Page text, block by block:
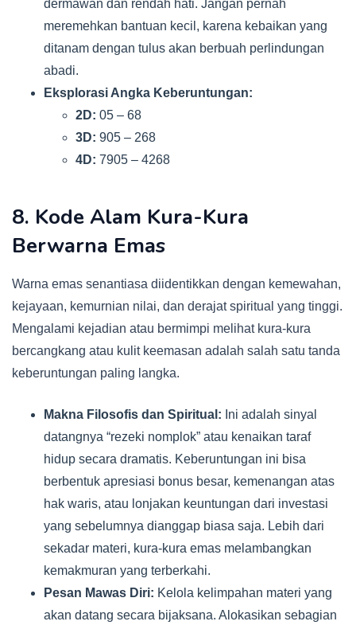
dermawan dan rendah hati. Jangan pernah
meremehkan bantuan kecil, karena kebaikan yang
ditanam dengan tulus akan berbuah perlindungan
abadi.
Eksplorasi Angka Keberuntungan:
2D: 05 – 68
3D: 905 – 268
4D: 7905 – 4268
8. Kode Alam Kura-Kura
Berwarna Emas
Warna emas senantiasa diidentikkan dengan kemewahan,
kejayaan, kemurnian nilai, dan derajat spiritual yang tinggi.
Mengalami kejadian atau bermimpi melihat kura-kura
bercangkang atau kulit keemasan adalah salah satu tanda
keberuntungan paling langka.
Makna Filosofis dan Spiritual: Ini adalah sinyal
datangnya “rezeki nomplok” atau kenaikan taraf
hidup secara dramatis. Keberuntungan ini bisa
berbentuk apresiasi bonus besar, kemenangan atas
hak waris, atau lonjakan keuntungan dari investasi
yang sebelumnya dianggap biasa saja. Lebih dari
sekadar materi, kura-kura emas melambangkan
kemakmuran yang terberkahi.
Pesan Mawas Diri: Kelola kelimpahan materi yang
akan datang secara bijaksana. Alokasikan sebagian